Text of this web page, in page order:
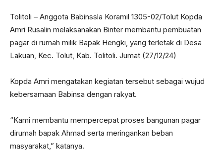
Tolitoli – Anggota Babinssla Koramil 1305-02/Tolut Kopda
Amri Rusalin melaksanakan Binter membantu pembuatan
pagar di rumah milik Bapak Hengki, yang terletak di Desa
Lakuan, Kec. Tolut, Kab. Tolitoli. Jumat (27/12/24)
Kopda Amri mengatakan kegiatan tersebut sebagai wujud
kebersamaan Babinsa dengan rakyat.
“Kami membantu mempercepat proses bangunan pagar
dirumah bapak Ahmad serta meringankan beban
masyarakat,” katanya.